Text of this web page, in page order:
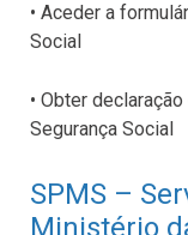
• Aceder a
Social
• Obter
Segurança Social
SPMS –
Ministério